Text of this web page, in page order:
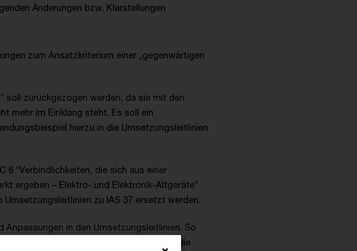
Änderungen bzw. Klarstellungen
zum Ansatzkriterium einer „gegenwärtigen
soll zurückgezogen werden, da sie mit den
mehr im Einklang steht. Es soll ein
hierzu in die Umsetzungsleitlinien
6 “Verbindlichkeiten, die sich aus einer
ergeben – Elektro- und Elektronik-Altgeräte”
Umsetzungsleitlinien zu IAS 37 ersetzt werden.
Anpassungen in den Umsetzungsleitlinien. So
zu Sachverhalten ergänzt, die